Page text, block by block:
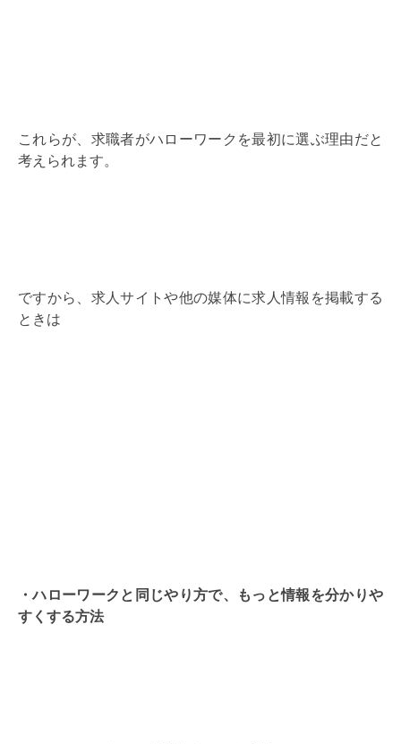
これらが、求職者がハローワークを最初に選ぶ理由だと
考えられます。
ですから、求人サイトや他の媒体に求人情報を掲載する
ときは
・ハローワークと同じやり方で、もっと情報を分かりや
すくする方法